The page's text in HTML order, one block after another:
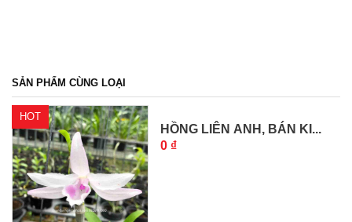
SẢN PHẨM CÙNG LOẠI
HOT
HỒNG LIÊN ANH, BÁN KI...
0 ₫